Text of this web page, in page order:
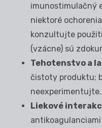
imunostimulačný
niektoré
konzultujte
(vzácne) sú
Tehotenstvo a
čistoty produktu;
neexperimentujte.
Liekové